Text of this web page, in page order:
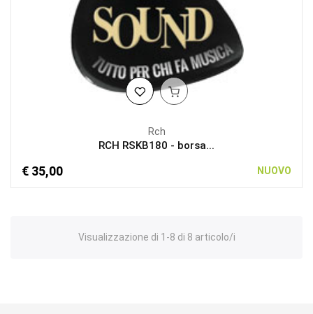
Rch
RCH RSKB180 - borsa...
€ 35,00 NUOVO
Visualizzazione di 1-8 di 8 articolo/i